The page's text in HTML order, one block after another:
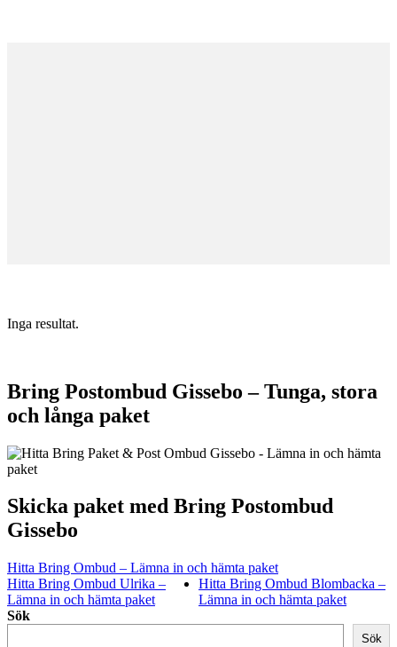
Inga resultat.
Bring Postombud Gissebo – Tunga, stora
och långa paket
Skicka paket med Bring Postombud
Gissebo
Hitta Bring Ombud – Lämna in och hämta paket
Hitta Bring Ombud Ulrika –
Lämna in och hämta paket
Hitta Bring Ombud Blombacka –
Lämna in och hämta paket
Sök
Sök